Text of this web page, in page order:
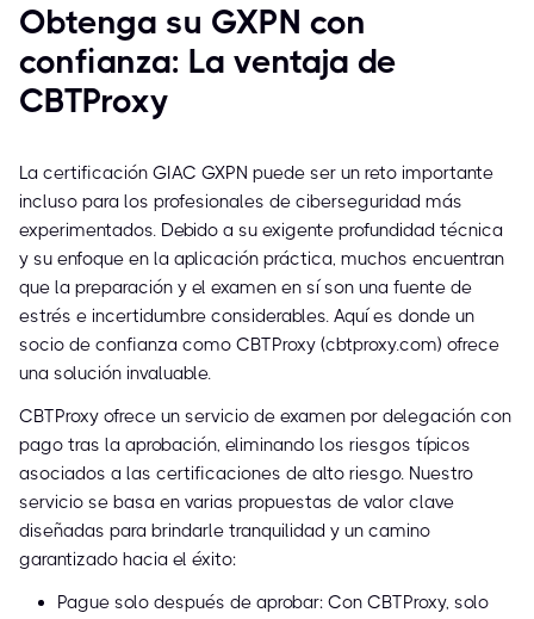
Obtenga su GXPN con
confianza: La ventaja de
CBTProxy
La certificación GIAC GXPN puede ser un reto importante
incluso para los profesionales de ciberseguridad más
experimentados. Debido a su exigente profundidad técnica
y su enfoque en la aplicación práctica, muchos encuentran
que la preparación y el examen en sí son una fuente de
estrés e incertidumbre considerables. Aquí es donde un
socio de confianza como CBTProxy (cbtproxy.com) ofrece
una solución invaluable.
CBTProxy ofrece un servicio de examen por delegación con
pago tras la aprobación, eliminando los riesgos típicos
asociados a las certificaciones de alto riesgo. Nuestro
servicio se basa en varias propuestas de valor clave
diseñadas para brindarle tranquilidad y un camino
garantizado hacia el éxito:
Pague solo después de aprobar: Con CBTProxy, solo